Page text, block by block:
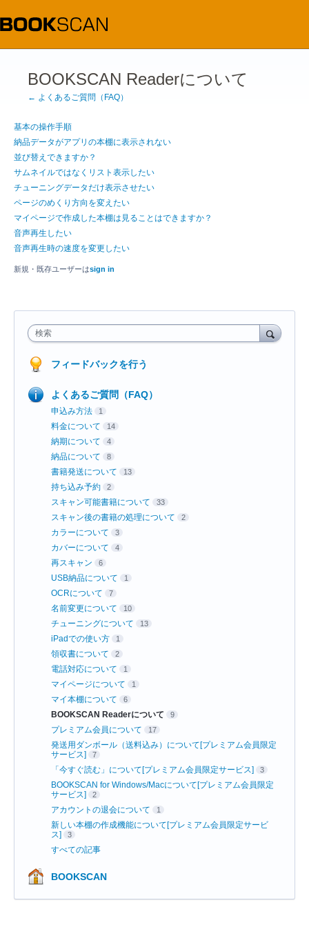
BOOKSCAN Readerについて
← よくあるご質問（FAQ）
基本の操作手順
納品データがアプリの本棚に表示されない
並び替えできますか？
サムネイルではなくリスト表示したい
チューニングデータだけ表示させたい
ページのめくり方向を変えたい
マイページで作成した本棚は見ることはできますか？
音声再生したい
音声再生時の速度を変更したい
新規・既存ユーザーはsign in
検索
フィードバックを行う
よくあるご質問（FAQ）
申込み方法 1
料金について 14
納期について 4
納品について 8
書籍発送について 13
持ち込み予約 2
スキャン可能書籍について 33
スキャン後の書籍の処理について 2
カラーについて 3
カバーについて 4
再スキャン 6
USB納品について 1
OCRについて 7
名前変更について 10
チューニングについて 13
iPadでの使い方 1
領収書について 2
電話対応について 1
マイページについて 1
マイ本棚について 6
BOOKSCAN Readerについて 9
プレミアム会員について 17
発送用ダンボール（送料込み）について[プレミアム会員限定
サービス]
7
「今すぐ読む」について[プレミアム会員限定サービス] 3
BOOKSCAN for Windows/Macについて[プレミアム会員限定
サービス]
2
アカウントの退会について 1
新しい本棚の作成機能について[プレミアム会員限定サービ
ス]
3
すべての記事
BOOKSCAN